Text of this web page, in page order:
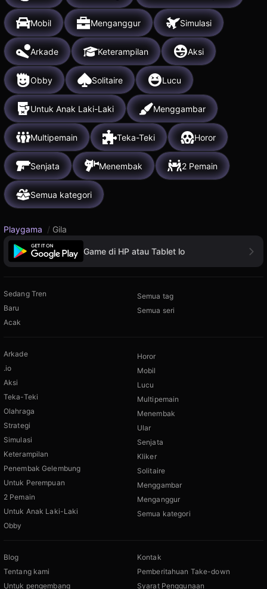
Mobil Menganggur Simulasi
Arkade Keterampilan Aksi
Obby Solitaire Lucu
Untuk Anak Laki-Laki Menggambar
Multipemain Teka-Teki Horor
Senjata Menembak 2 Pemain
Semua kategori
Playgama / Gila
Game di HP atau Tablet lo
Sedang Tren
Baru
Acak
Semua tag
Semua seri
Arkade
.io
Aksi
Teka-Teki
Olahraga
Strategi
Simulasi
Keterampilan
Penembak Gelembung
Untuk Perempuan
2 Pemain
Untuk Anak Laki-Laki
Obby
Horor
Mobil
Lucu
Multipemain
Menembak
Ular
Senjata
Kliker
Solitaire
Menggambar
Menganggur
Semua kategori
Blog
Tentang kami
Untuk pengembang
Kontak
Pemberitahuan Take-down
Syarat Penggunaan